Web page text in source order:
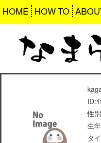
HOME HOW TO
性
生
タ